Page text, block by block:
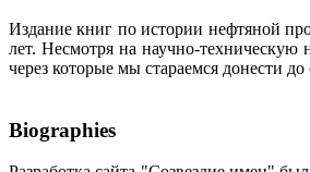
Издание книг по истории нефтяной
лет. Несмотря на научно-
через которые мы стараемся донести
Biographies